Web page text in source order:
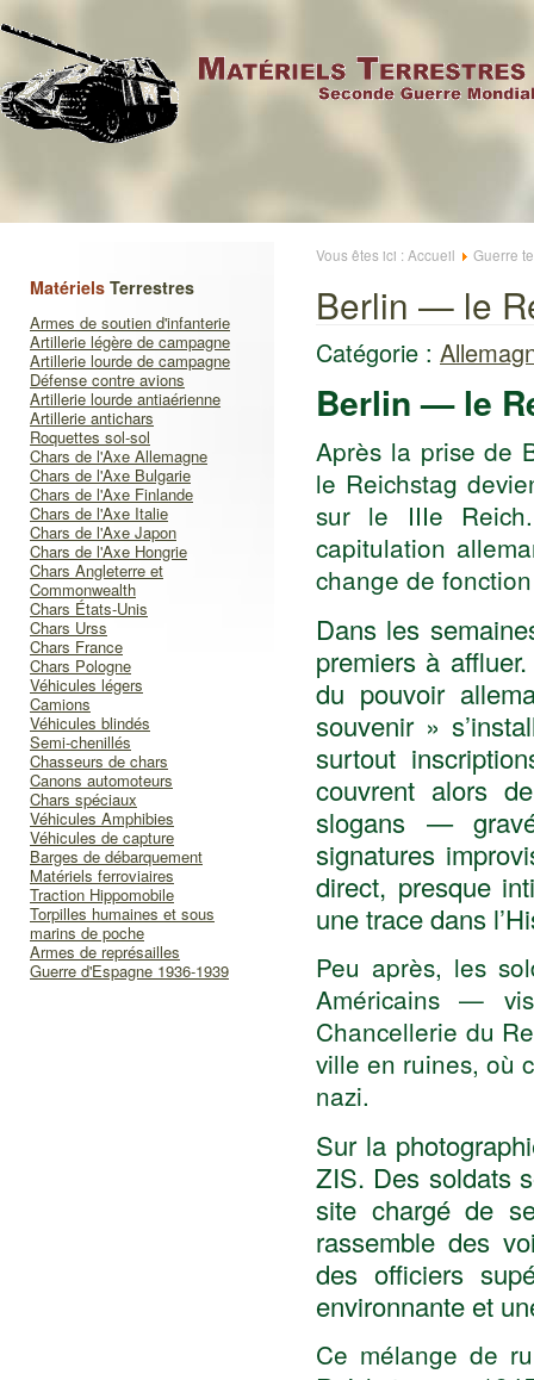
Matériels Terrestres
Armes de soutien d'infanterie
Artillerie légère de campagne
Artillerie lourde de campagne
Défense contre avions
Artillerie lourde antiaérienne
Artillerie antichars
Roquettes sol-sol
Chars de l'Axe Allemagne
Chars de l'Axe Bulgarie
Chars de l'Axe Finlande
Chars de l'Axe Italie
Chars de l'Axe Japon
Chars de l'Axe Hongrie
Chars Angleterre et
Commonwealth
Chars États-Unis
Chars Urss
Chars France
Chars Pologne
Véhicules légers
Camions
Véhicules blindés
Semi-chenillés
Chasseurs de chars
Canons automoteurs
Chars spéciaux
Véhicules Amphibies
Véhicules de capture
Barges de débarquement
Matériels ferroviaires
Traction Hippomobile
Torpilles humaines et sous
marins de poche
Armes de représailles
Guerre d'Espagne 1936-1939
Vous êtes ici : Accueil Guerre
Berlin — le
Catégorie :
Berlin — le
Après la prise de
le Reichstag
sur le IIIe
capitulation
change de
Dans les
premiers à
du pouvoir
souvenir »
surtout
couvrent alors
slogans —
signatures
direct, presque
une trace dans
Peu après, les
Américains —
Chancellerie du
ville en ruines, où
nazi.
Sur la
ZIS. Des soldats
site chargé de
rassemble des
des officiers
environnante et
Ce mélange de